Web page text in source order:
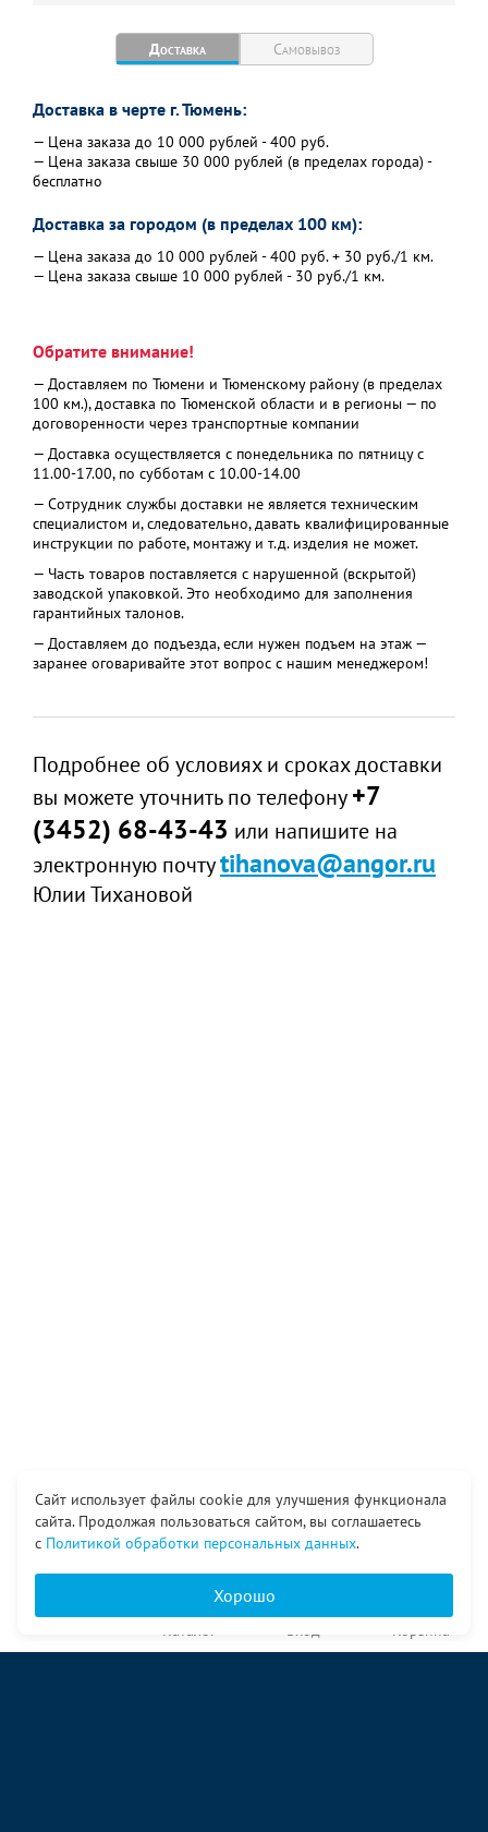
Доставка Самовывоз
Доставка в черте г. Тюмень:
— Цена заказа до 10 000 рублей - 400 руб.
— Цена заказа свыше 30 000 рублей (в пределах города) -
бесплатно
Доставка за городом (в пределах 100 км):
— Цена заказа до 10 000 рублей - 400 руб. + 30 руб./1 км.
— Цена заказа свыше 10 000 рублей - 30 руб./1 км.
Обратите внимание!
— Доставляем по Тюмени и Тюменскому району (в пределах
100 км.), доставка по Тюменской области и в регионы — по
договоренности через транспортные компании
— Доставка осуществляется с понедельника по пятницу с
11.00-17.00, по субботам с 10.00-14.00
— Сотрудник службы доставки не является техническим
специалистом и, следовательно, давать квалифицированные
инструкции по работе, монтажу и т.д. изделия не может.
— Часть товаров поставляется с нарушенной (вскрытой)
заводской упаковкой. Это необходимо для заполнения
гарантийных талонов.
— Доставляем до подъезда, если нужен подъем на этаж —
заранее оговаривайте этот вопрос с нашим менеджером!
Подробнее об условиях и сроках доставки
вы можете уточнить по телефону+7
(3452) 68-43-43 или напишите на
электронную почтуtihanova@angor.ru
Юлии Тихановой
Сайт использует файлы cookie для улучшения функционала
сайта. Продолжая пользоваться сайтом, вы соглашаетесь
с Политикой обработки персональных данных.
Хорошо